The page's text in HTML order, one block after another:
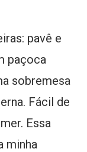
pavê e
paçoca
sobremesa
Fácil de
Essa
minha